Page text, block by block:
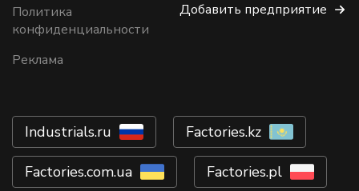
Политика
конфиденциальности
Реклама
Добавить предприятие
Industrials.ru Factories.kz
Factories.com.ua Factories.pl